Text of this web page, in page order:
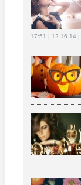
17:51 | 12-16-14 |